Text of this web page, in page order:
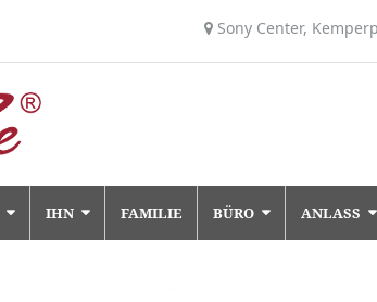
Sony Center,
IHN FAMILIE BÜRO ANLASS